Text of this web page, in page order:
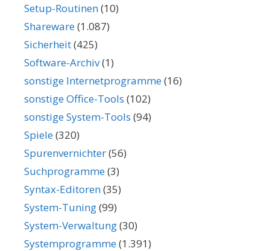
Setup-Routinen(10)
Shareware(1.087)
Sicherheit(425)
Software-Archiv(1)
sonstige Internetprogramme(16)
sonstige Office-Tools (102)
sonstige System-Tools (94)
Spiele(320)
Spurenvernichter(56)
Suchprogramme(3)
Syntax-Editoren(35)
System-Tuning(99)
System-Verwaltung(30)
Systemprogramme(1.391)